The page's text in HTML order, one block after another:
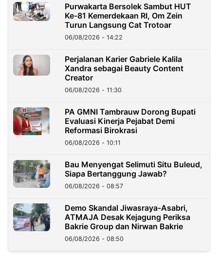
Purwakarta Bersolek Sambut HUT
Ke-81 Kemerdekaan RI, Om Zein
Turun Langsung Cat Trotoar
06/08/2026 - 14:22
Perjalanan Karier Gabriele Kalila
Xandra sebagai Beauty Content
Creator
06/08/2026 - 11:30
PA GMNI Tambrauw Dorong Bupati
Evaluasi Kinerja Pejabat Demi
Reformasi Birokrasi
06/08/2026 - 10:11
Bau Menyengat Selimuti Situ Buleud,
Siapa Bertanggung Jawab?
06/08/2026 - 08:57
Demo Skandal Jiwasraya-Asabri,
ATMAJA Desak Kejagung Periksa
Bakrie Group dan Nirwan Bakrie
06/08/2026 - 08:50